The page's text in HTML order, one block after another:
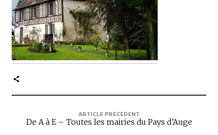
i
p
a
l
e
ARTICLE PRÉCÉDENT
De A à E – Toutes les mairies du Pays d’Auge